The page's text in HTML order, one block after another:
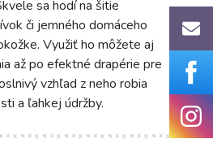
sa hodí na šitie
či jemného domáceho
Využiť ho môžete aj
až po efektné drapérie pre
vzhľad z neho robia
a ľahkej údržby.